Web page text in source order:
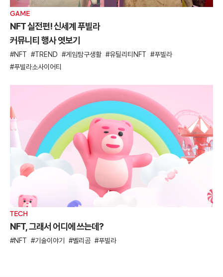
GAME
NFT 실전편! 신세계 푸빌라
커뮤니티 행사 엿보기
NFT TREND 게임탐구생활 유틸리티NFT
푸빌라
푸빌라소사이어티
TECH
NFT, 그래서 어디에 쓰는데?
NFT 기술이야기 벨리곰 푸빌라